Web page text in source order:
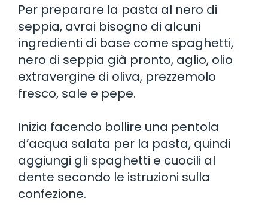
Per preparare la pasta al nero di
seppia, avrai bisogno di alcuni
ingredienti di base come spaghetti,
nero di seppia già pronto, aglio, olio
extravergine di oliva, prezzemolo
fresco, sale e pepe.
Inizia facendo bollire una pentola
d’acqua salata per la pasta, quindi
aggiungi gli spaghetti e cuocili al
dente secondo le istruzioni sulla
confezione.